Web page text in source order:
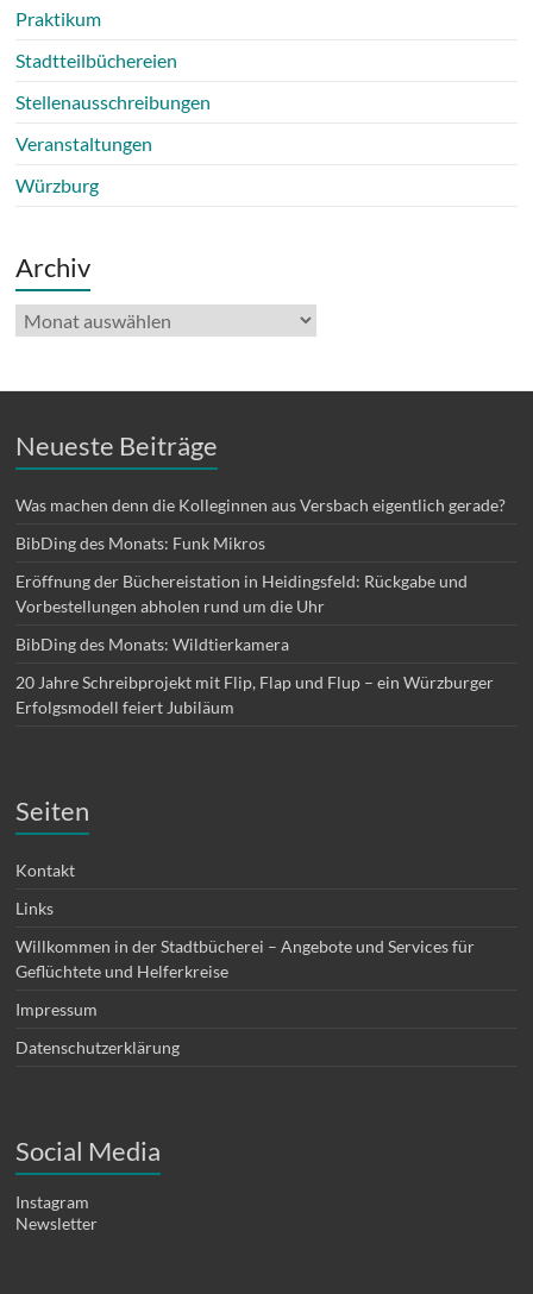
Praktikum
Stadtteilbüchereien
Stellenausschreibungen
Veranstaltungen
Würzburg
Archiv
Archiv
Neueste Beiträge
Was machen denn die Kolleginnen aus Versbach eigentlich gerade?
BibDing des Monats: Funk Mikros
Eröffnung der Büchereistation in Heidingsfeld: Rückgabe und
Vorbestellungen abholen rund um die Uhr
BibDing des Monats: Wildtierkamera
20 Jahre Schreibprojekt mit Flip, Flap und Flup – ein Würzburger
Erfolgsmodell feiert Jubiläum
Seiten
Kontakt
Links
Willkommen in der Stadtbücherei – Angebote und Services für
Geflüchtete und Helferkreise
Impressum
Datenschutzerklärung
Social Media
Instagram
Newsletter